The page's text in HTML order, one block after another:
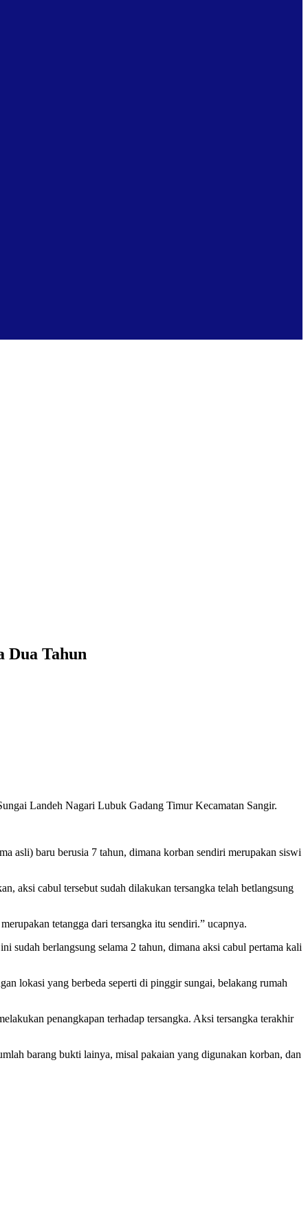
Dua Tahun
Landeh Nagari Lubuk Gadang Timur Kecamatan Sangir.
asli) baru berusia 7 tahun, dimana korban sendiri merupakan siswi
aksi cabul tersebut sudah dilakukan tersangka telah betlangsung
tetangga dari tersangka itu sendiri.” ucapnya.
sudah berlangsung selama 2 tahun, dimana aksi cabul pertama kali
lokasi yang berbeda seperti di pinggir sungai, belakang rumah
penangkapan terhadap tersangka. Aksi tersangka terakhir
barang bukti lainya, misal pakaian yang digunakan korban, dan